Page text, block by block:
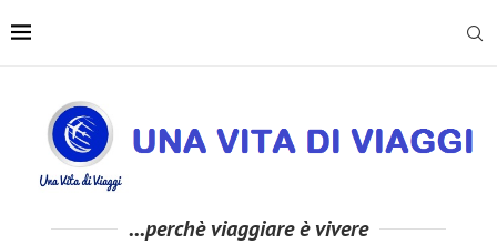
...perchè viaggiare è vivere